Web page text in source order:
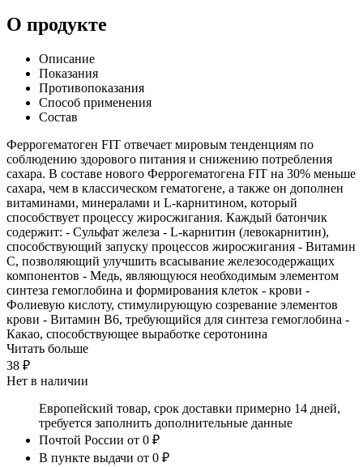
О продукте
Описание
Показания
Противопоказания
Способ применения
Состав
Феррогематоген FIT отвечает мировым тенденциям по
соблюдению здорового питания и снижению потребления
сахара. В составе нового Феррогематогена FIT на 30% меньше
сахара, чем в классическом гематогене, а также он дополнен
витаминами, минералами и L-карнитином, который
способствует процессу жиросжигания. Каждый батончик
содержит: - Сульфат железа - L-карнитин (левокарнитин),
способствующий запуску процессов жиросжигания - Витамин
С, позволяющий улучшить всасывание железосодержащих
компонентов - Медь, являющуюся необходимым элементом
синтеза гемоглобина и формирования клеток - крови -
Фолиевую кислоту, стимулирующую созревание элементов
крови - Витамин В6, требующийся для синтеза гемоглобина -
Какао, способствующее выработке серотонина
Читать больше
38 ₽
Нет в наличии
Европейский товар, срок доставки примерно 14 дней,
требуется заполнить дополнительные данные
Почтой России от 0 ₽
В пункте выдачи от 0 ₽